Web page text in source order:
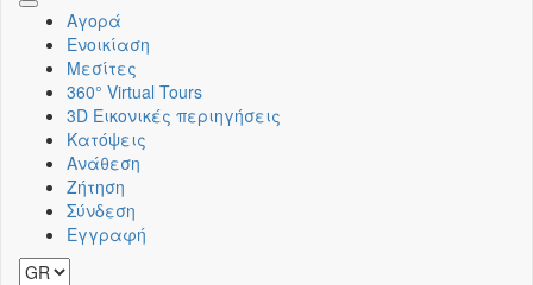
Toggle
navigation
Αγορά
Ενοικίαση
Μεσίτες
360° Virtual Tours
3D Εικονικές περιηγήσεις
Κατόψεις
Ανάθεση
Ζήτηση
Σύνδεση
Εγγραφή